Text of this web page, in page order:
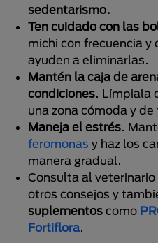
sedentarismo.
Ten cuidado con las
michi con frecuencia
ayuden a eliminarlas.
Mantén la caja de
condiciones. Límpiala
una zona cómoda y de
Maneja el estrés.
feromonas y haz los
manera gradual.
Consulta al
otros consejos y
suplementos como
Fortiflora.